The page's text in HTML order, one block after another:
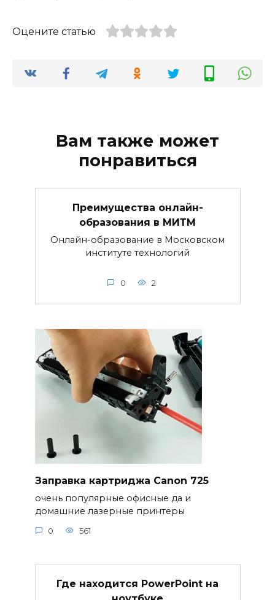
Оцените статью
Вам также может
понравиться
Преимущества онлайн-
образования в МИТМ
Онлайн-образование в Московском
институте технологий
0 2
Заправка картриджа Canon 725
очень популярные офисные да и
домашние лазерные принтеры
0 561
Где находится PowerPoint на